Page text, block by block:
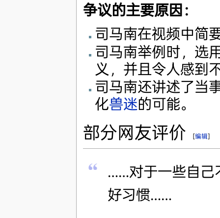
争议的主要原因：
司马南在视频中简
司马南举例时，选
义，并且令人感到
司马南还讲述了当
化兽迷的可能。
部分网友评价 [编辑]
……对于一些自己
好习惯……